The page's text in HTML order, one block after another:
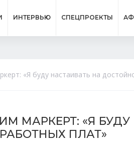
ИНТЕРВЬЮ СПЕЦПРОЕКТЫ
«Я буду настаивать на
МАРКЕРТ: «Я БУДУ
ПЛАТ»